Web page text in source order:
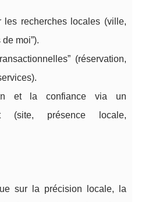
recherches locales (ville,
moi”).
(réservation,
et la confiance via un
(site, présence locale,
sur la précision locale, la